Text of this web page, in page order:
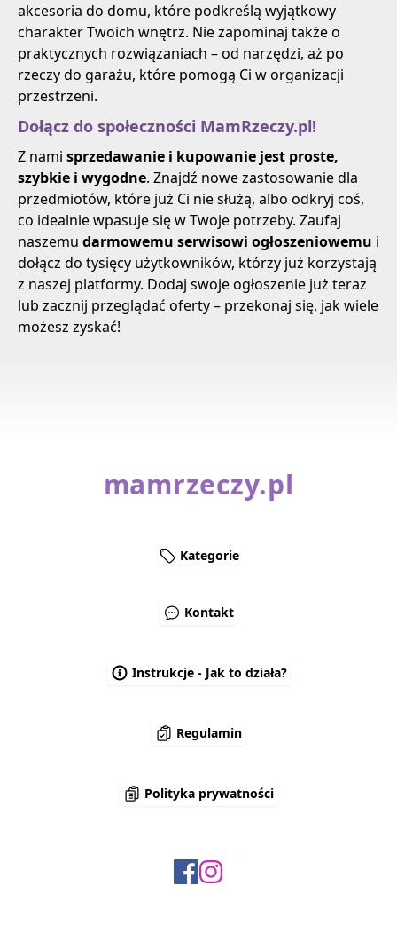
akcesoria do domu, które podkreślą wyjątkowy
charakter Twoich wnętrz. Nie zapominaj także o
praktycznych rozwiązaniach – od narzędzi, aż po
rzeczy do garażu, które pomogą Ci w organizacji
przestrzeni.
Dołącz do społeczności MamRzeczy.pl!
Z nami sprzedawanie i kupowanie jest proste,
szybkie i wygodne. Znajdź nowe zastosowanie dla
przedmiotów, które już Ci nie służą, albo odkryj coś,
co idealnie wpasuje się w Twoje potrzeby. Zaufaj
naszemu darmowemu serwisowi ogłoszeniowemu i
dołącz do tysięcy użytkowników, którzy już korzystają
z naszej platformy. Dodaj swoje ogłoszenie już teraz
lub zacznij przeglądać oferty – przekonaj się, jak wiele
możesz zyskać!
mamrzeczy.pl
Kategorie
Kontakt
Instrukcje - Jak to działa?
Regulamin
Polityka prywatności